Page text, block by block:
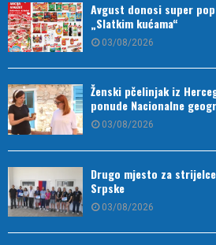
Avgust donosi super
„Slatkim kućama“
03/08/2026
Ženski pčelinjak iz
ponude Nacionalne
03/08/2026
Drugo mjesto za
Srpske
03/08/2026